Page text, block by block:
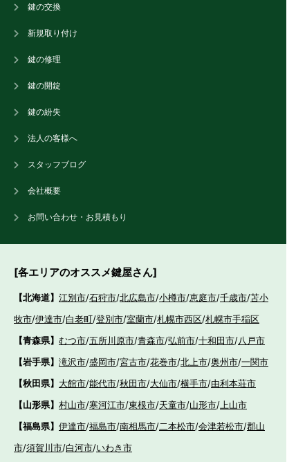
鍵の交換
新規取り付け
鍵の修理
鍵の開錠
鍵の紛失
法人の客様へ
スタッフブログ
会社概要
お問い合わせ・お見積もり
[各エリアのオススメ鍵屋さん]
【北海道】 江別市/石狩市/北広島市/小樽市/恵庭市/千歳市/苫小
牧市/伊達市/白老町/登別市/室蘭市/札幌市西区/札幌市手稲区
【青森県】 むつ市/五所川原市/青森市/弘前市/十和田市/八戸市
【岩手県】 滝沢市/盛岡市/宮古市/花巻市/北上市/奥州市/一関市
【秋田県】 大館市/能代市/秋田市/大仙市/横手市/由利本荘市
【山形県】 村山市/寒河江市/東根市/天童市/山形市/ 上山市
【福島県】 伊達市/福島市/南相馬市/二本松市/会津若松市/郡山
市/須賀川市/白河市/いわき市